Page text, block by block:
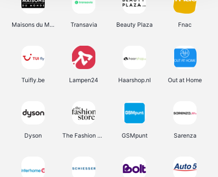
Maisons du Monde Transavia Beauty Plaza Fnac
Tuifly.be Lampen24 Haarshop.nl Out at Home
Dyson The Fashion Store GSMpunt Sarenza